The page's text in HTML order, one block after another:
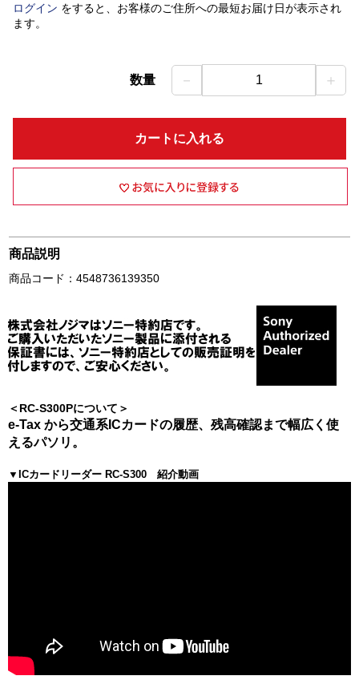
ログイン をすると、お客様のご住所への最短お届け日が表示され
ます。
数量 － 1 ＋
カートに入れる
商品説明
商品コード：4548736139350
＜RC-S300Pについて＞
e-Tax から交通系ICカードの履歴、残高確認まで幅広く使
えるパソリ。
▼ICカードリーダー RC-S300 紹介動画